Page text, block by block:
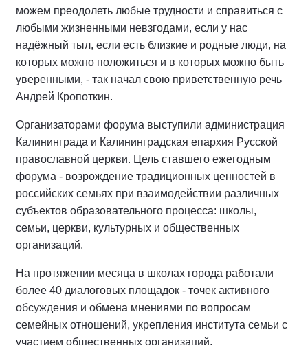
можем преодолеть любые трудности и справиться с
любыми жизненными невзгодами, если у нас
надёжный тыл, если есть близкие и родные люди, на
которых можно положиться и в которых можно быть
уверенными, - так начал свою приветственную речь
Андрей Кропоткин.
Организаторами форума выступили администрация
Калининграда и Калининградская епархия Русской
православной церкви. Цель ставшего ежегодным
форума - возрождение традиционных ценностей в
российских семьях при взаимодействии различных
субъектов образовательного процесса: школы,
семьи, церкви, культурных и общественных
организаций.
На протяжении месяца в школах города работали
более 40 диалоговых площадок - точек активного
обсуждения и обмена мнениями по вопросам
семейных отношений, укрепления института семьи с
участием общественных организаций,